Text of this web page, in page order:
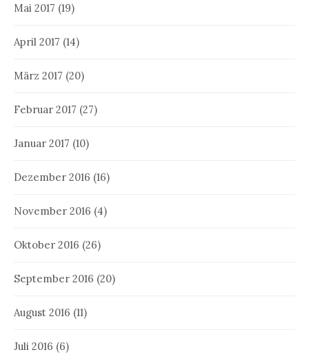
Mai 2017 (19)
April 2017 (14)
März 2017 (20)
Februar 2017 (27)
Januar 2017 (10)
Dezember 2016 (16)
November 2016 (4)
Oktober 2016 (26)
September 2016 (20)
August 2016 (11)
Juli 2016 (6)